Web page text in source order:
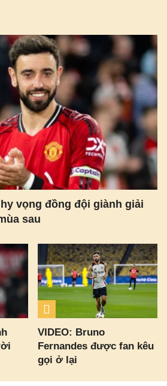
vọng đồng đội giành giải
sau
VIDEO: Bruno
Fernandes được fan kêu
gọi ở lại